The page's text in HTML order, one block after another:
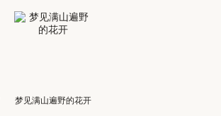
了
梦见满山遍野的花开